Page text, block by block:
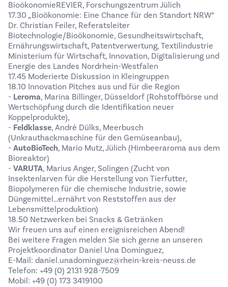
BioökonomieREVIER, Forschungszentrum Jülich
17.30 „Bioökonomie: Eine Chance für den Standort NRW“
Dr. Christian Feiler, Referatsleiter
Biotechnologie/Bioökonomie, Gesundheitswirtschaft,
Ernährungswirtschaft, Patentverwertung, Textilindustrie
Ministerium für Wirtschaft, Innovation, Digitalisierung und
Energie des Landes Nordrhein-Westfalen
17.45 Moderierte Diskussion in Kleingruppen
18.10 Innovation Pitches aus und für die Region
- Leroma, Marina Billinger, Düsseldorf (Rohstoffbörse und
Wertschöpfung durch die Identifikation neuer
Koppelprodukte),
- Feldklasse, André Dülks, Meerbusch
(Unkrauthackmaschine für den Gemüseanbau),
- AutoBioTech, Mario Mutz, Jülich (Himbeeraroma aus dem
Bioreaktor)
- VARUTA, Marius Anger, Solingen (Zucht von
Insektenlarven für die Herstellung von Tierfutter,
Biopolymeren für die chemische Industrie, sowie
Düngemittel…ernährt von Reststoffen aus der
Lebensmittelproduktion)
18.50 Netzwerken bei Snacks & Getränken
Wir freuen uns auf einen ereignisreichen Abend!
Bei weitere Fragen melden Sie sich gerne an unseren
Projektkoordinator Daniel Una Dominguez,
E-Mail: daniel.unadominguez@rhein-kreis-neuss.de
Telefon: +49 (0) 2131 928-7509
Mobil: +49 (0) 173 3419100